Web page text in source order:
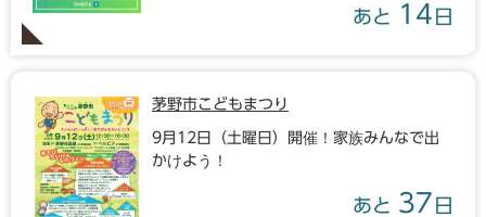
あと 14 日
茅野市こどもまつり
9月12日（土曜日）開催！家族みんなで出
かけよう！
あと 37 日